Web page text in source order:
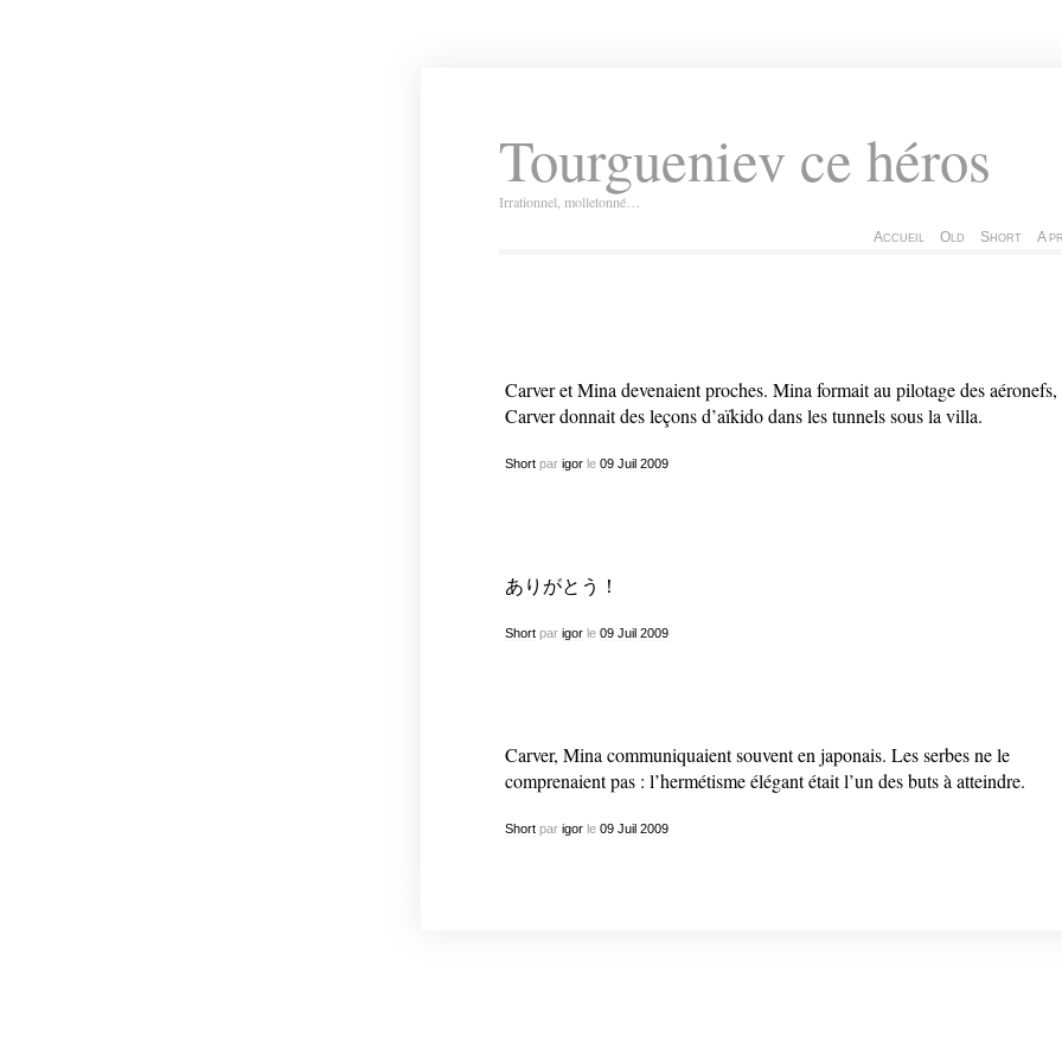
Tourgueniev ce héros
Irrationnel, molletonné…
Accueil Old Short A
Carver et Mina devenaient proches. Mina formait au pilotage des aéronefs,
Carver donnait des leçons d’aïkido dans les tunnels sous la villa.
Shortpar igorle 09 Juil 2009
ありがとう！
Shortpar igorle 09 Juil 2009
Carver, Mina communiquaient souvent en japonais. Les serbes ne le
comprenaient pas : l’hermétisme élégant était l’un des buts à atteindre.
Shortpar igorle 09 Juil 2009